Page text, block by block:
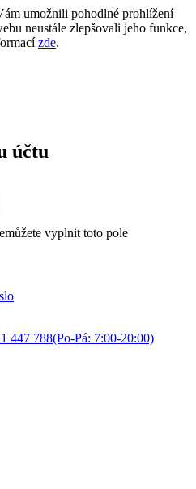
umožnili pohodlné prohlížení
neustále zlepšovali jeho funkce,
zde.
účtu
vyplnit toto pole
447 788